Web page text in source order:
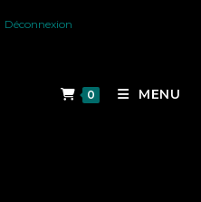
Déconnexion
0 MENU